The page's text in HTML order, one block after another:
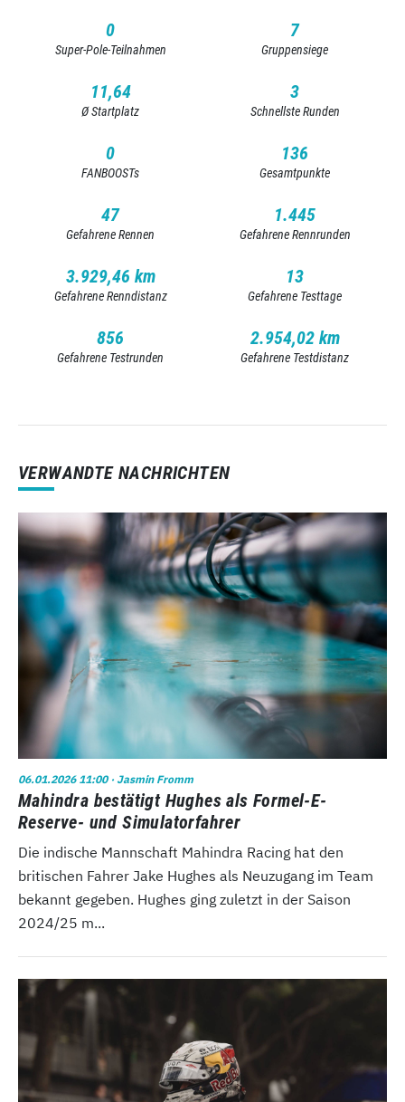
0
Super-Pole-Teilnahmen
7
Gruppensiege
11,64
Ø Startplatz
3
Schnellste Runden
0
FANBOOSTs
136
Gesamtpunkte
47
Gefahrene Rennen
1.445
Gefahrene Rennrunden
3.929,46 km
Gefahrene Renndistanz
13
Gefahrene Testtage
856
Gefahrene Testrunden
2.954,02 km
Gefahrene Testdistanz
VERWANDTE NACHRICHTEN
06.01.2026 11:00· Jasmin Fromm
Mahindra bestätigt Hughes als Formel-E-
Reserve- und Simulatorfahrer
Die indische Mannschaft Mahindra Racing hat den
britischen Fahrer Jake Hughes als Neuzugang im Team
bekannt gegeben. Hughes ging zuletzt in der Saison
2024/25 m...